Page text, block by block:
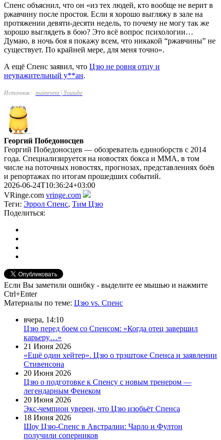
Спенс объяснил, что он «из тех людей, кто вообще не верит в
ржавчину после простоя. Если я хорошо выгляжу в зале на
протяжении девяти-десяти недель, то почему не могу так же
хорошо выглядеть в бою? Это всё вопрос психологии…
Думаю, в ночь боя я покажу всем, что никакой “ржавчины” не
существует. По крайней мере, для меня точно».
А ещё Спенс заявил, что Цзю не ровня отцу и
неуважительный у**ан.
Источник: mainevent | Youtube
Георгий Победоносцев
Георгий Победоносцев — обозреватель единоборств с 2014
года. Специализируется на новостях бокса и ММА, в том
числе на поточных новостях, прогнозах, представлениях боёв
и репортажах по итогам прошедших событий.
2026-06-24T10:36:24+03:00
VRinge.com vringe.com
Теги: Эррол Спенс, Тим Цзю
Поделиться:
Если Вы заметили ошибку - выделите ее мышью и нажмите
Ctrl+Enter
Материалы по теме: Цзю vs. Спенс
вчера, 14:10
Цзю перед боем со Спенсом: «Когда отец завершил
карьеру…»
21 Июня 2026
«Ещё один хейтер». Цзю о трэштоке Спенса и заявлении
Стивенсона
20 Июня 2026
Цзю о подготовке к Спенсу с новым тренером —
легендарным Фенеком
20 Июня 2026
Экс-чемпион уверен, что Цзю изобьёт Спенса
18 Июня 2026
Шоу Цзю-Спенс в Австралии: Чарло и Фултон
получили соперников